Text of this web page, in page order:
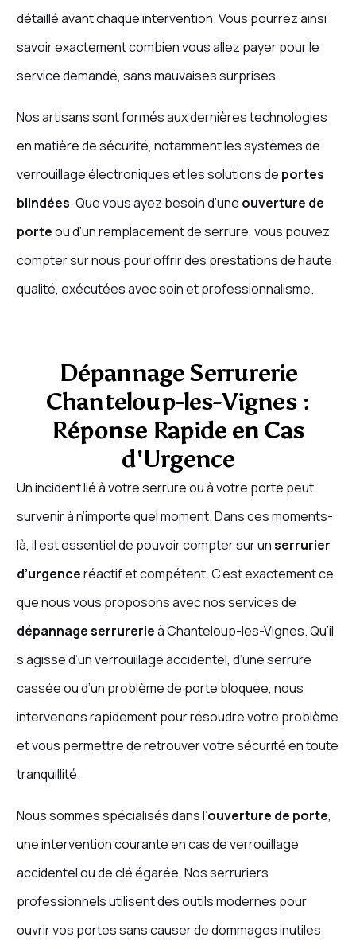
détaillé avant chaque intervention. Vous pourrez ainsi
savoir exactement combien vous allez payer pour le
service demandé, sans mauvaises surprises.
Nos artisans sont formés aux dernières technologies
en matière de sécurité, notamment les systèmes de
verrouillage électroniques et les solutions de portes
blindées. Que vous ayez besoin d’une ouverture de
porteou d’un remplacement de serrure, vous pouvez
compter sur nous pour offrir des prestations de haute
qualité, exécutées avec soin et professionnalisme.
Dépannage Serrurerie
Chanteloup-les-Vignes :
Réponse Rapide en Cas
d'Urgence
Un incident lié à votre serrure ou à votre porte peut
survenir à n’importe quel moment. Dans ces moments-
là, il est essentiel de pouvoir compter sur unserrurier
d’urgenceréactif et compétent. C’est exactement ce
que nous vous proposons avec nos services de
dépannage serrurerieà Chanteloup-les-Vignes. Qu’il
s’agisse d’un verrouillage accidentel, d’une serrure
cassée ou d’un problème de porte bloquée, nous
intervenons rapidement pour résoudre votre problème
et vous permettre de retrouver votre sécurité en toute
tranquillité.
Nous sommes spécialisés dans l’ouverture de porte,
une intervention courante en cas de verrouillage
accidentel ou de clé égarée. Nos serruriers
professionnels utilisent des outils modernes pour
ouvrir vos portes sans causer de dommages inutiles.